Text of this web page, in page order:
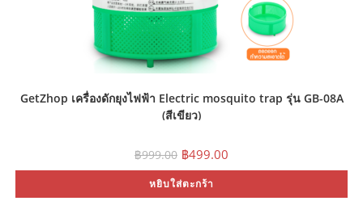
GetZhop เครื่องดักยุงไฟฟ้า Electric mosquito trap รุ่น GB-08A
(สีเขียว)
฿999.00 Original
price
was:
฿999.00.
฿499.00
is:
หยิบใส่ตะกร้า